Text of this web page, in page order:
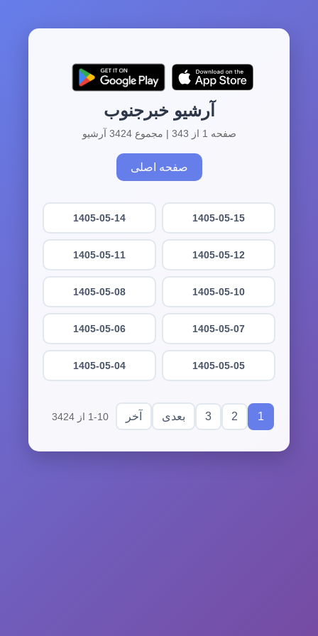
آرشیو خبرجنوب
صفحه 1 از 343 | مجموع 3424 آرشیو
صفحه اصلی
1405-05-15
1405-05-14
1405-05-12
1405-05-11
1405-05-10
1405-05-08
1405-05-07
1405-05-06
1405-05-05
1405-05-04
1
2
3 بعدی آخر 1-10 از 3424